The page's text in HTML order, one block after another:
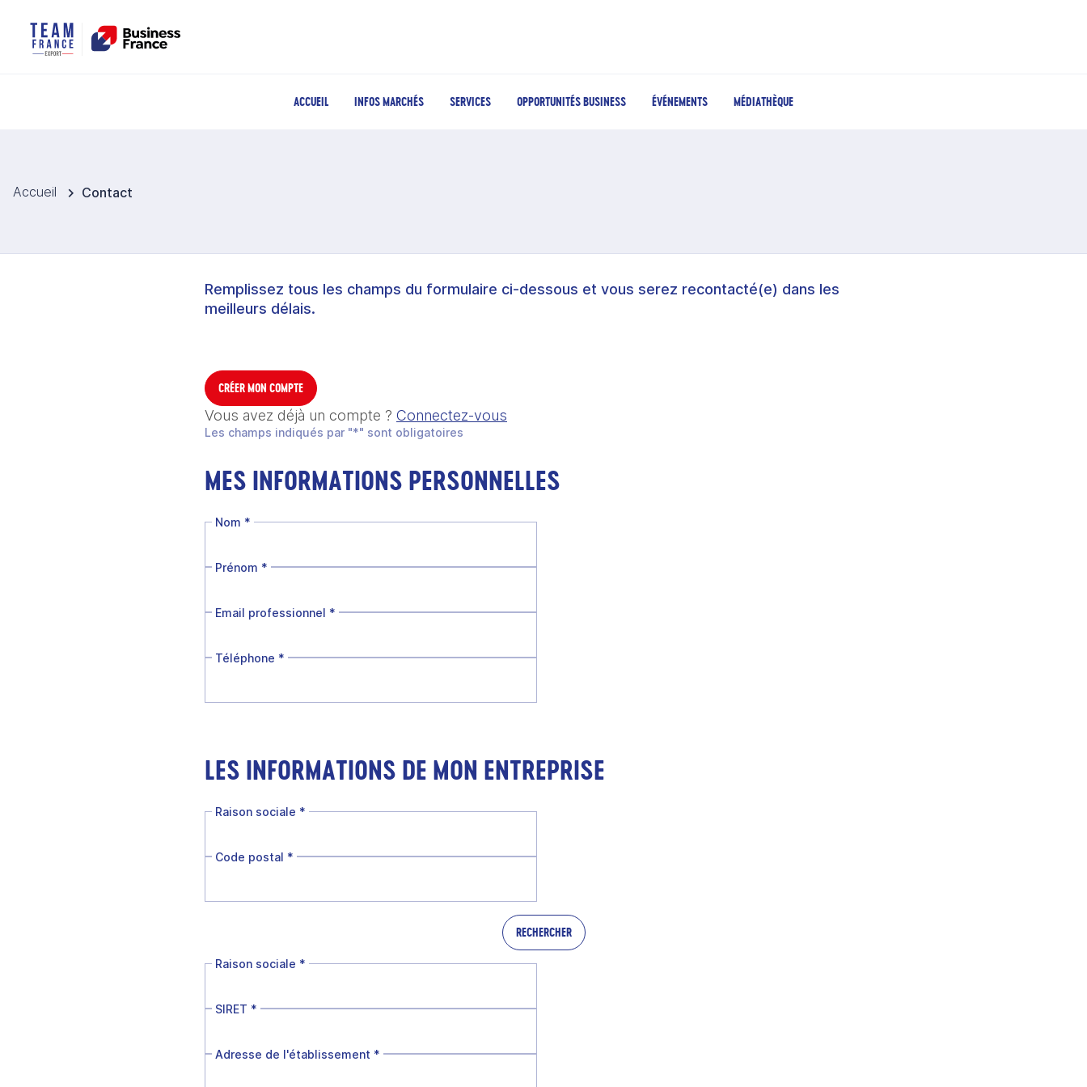
ACCUEIL INFOS MARCHÉS SERVICES OPPORTUNITÉS BUSINESS ÉVÉNEMENTS MÉDIATHÈQUE
Accueil Contact
Remplissez tous les champs du formulaire ci-dessous et vous serez recontacté(e) dans les
meilleurs délais.
CRÉER MON COMPTE
Vous avez déjà un compte ? Connectez-vous
Les champs indiqués par "*" sont obligatoires
MES INFORMATIONS PERSONNELLES
Nom *
Prénom *
Email professionnel *
Téléphone *
LES INFORMATIONS DE MON ENTREPRISE
Raison sociale *
Code postal *
RECHERCHER
Raison sociale *
SIRET *
Adresse de l'établissement *